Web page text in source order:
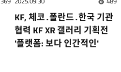
조회수 조회
KF, 체코․폴란드․한국 기관
협력 KF XR 갤러리 기획전
'플랫폼: 보다 인간적인'